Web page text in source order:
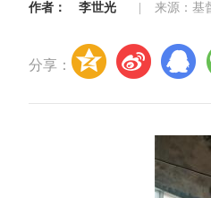
作者： 李世光 来源：基
分享：